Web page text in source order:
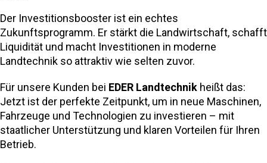
Der Investitionsbooster ist ein echtes
Zukunftsprogramm. Er stärkt die Landwirtschaft, schafft
Liquidität und macht Investitionen in moderne
Landtechnik so attraktiv wie selten zuvor.
Für unsere Kunden bei EDER Landtechnik heißt das:
Jetzt ist der perfekte Zeitpunkt, um in neue Maschinen,
Fahrzeuge und Technologien zu investieren – mit
staatlicher Unterstützung und klaren Vorteilen für Ihren
Betrieb.